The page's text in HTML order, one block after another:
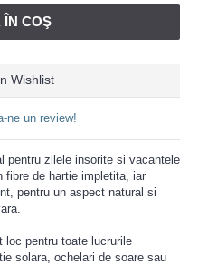
ÎN COŞ
Wishlist
ne un review!
pentru zilele insorite si vacantele
fibre de hartie impletita, iar
pentru un aspect natural si
pentru toate lucrurile
solara, ochelari de soare sau